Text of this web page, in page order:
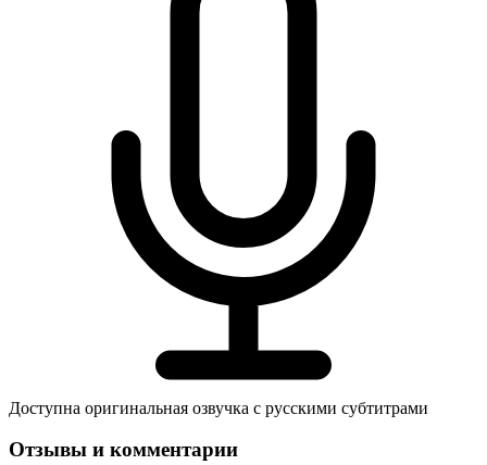
Доступна оригинальная озвучка с русскими субтитрами
Отзывы и комментарии